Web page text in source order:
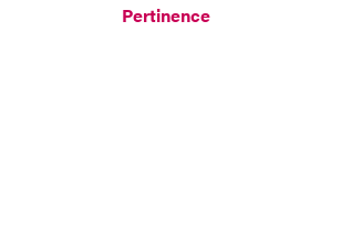
Pertinence